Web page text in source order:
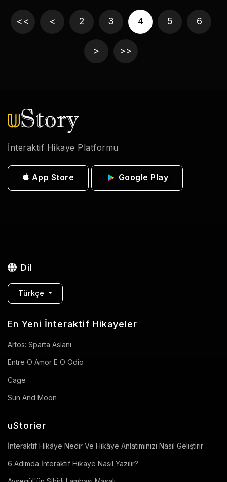
<< < 2 3 4 5 6
> >>
İnteraktif Hikaye Platformu
App Store Google Play
Dil
Türkçe
En Yeni İnteraktif Hikayeler
Artos: Sparta Aslanı
Entre O Amor E O Odio
Cage
Sun And Moon
uStorier
İnteraktif Hikâye Nedir Ve Hikâye Anlatımınızı Nasıl Geliştirir
6 Adımda İnteraktif Hikaye Nasıl Yazılır?